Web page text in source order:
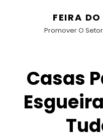
FEIRA
Promover O
Casas